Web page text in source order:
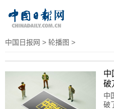
中国日报网 > 轮播图 >
中
破
中
破